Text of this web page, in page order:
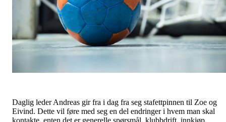
Daglig leder Andreas gir fra i dag fra seg stafettpinnen til Zoe og
Eivind. Dette vil føre med seg en del endringer i hvem man skal
kontakte, enten det er generelle spørsmål, klubbdrift, innkjøp,